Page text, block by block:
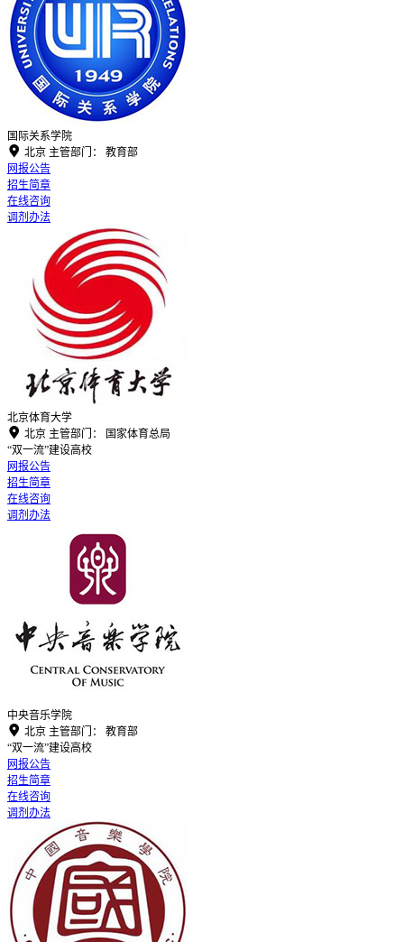
国际关系学院
 北京 主管部门：
教育部
网报公告
招生简章
在线咨询
调剂办法
北京体育大学
 北京 主管部门：
国家体育总局
“双一流”建设高校
网报公告
招生简章
在线咨询
调剂办法
中央音乐学院
 北京 主管部门：
教育部
“双一流”建设高校
网报公告
招生简章
在线咨询
调剂办法